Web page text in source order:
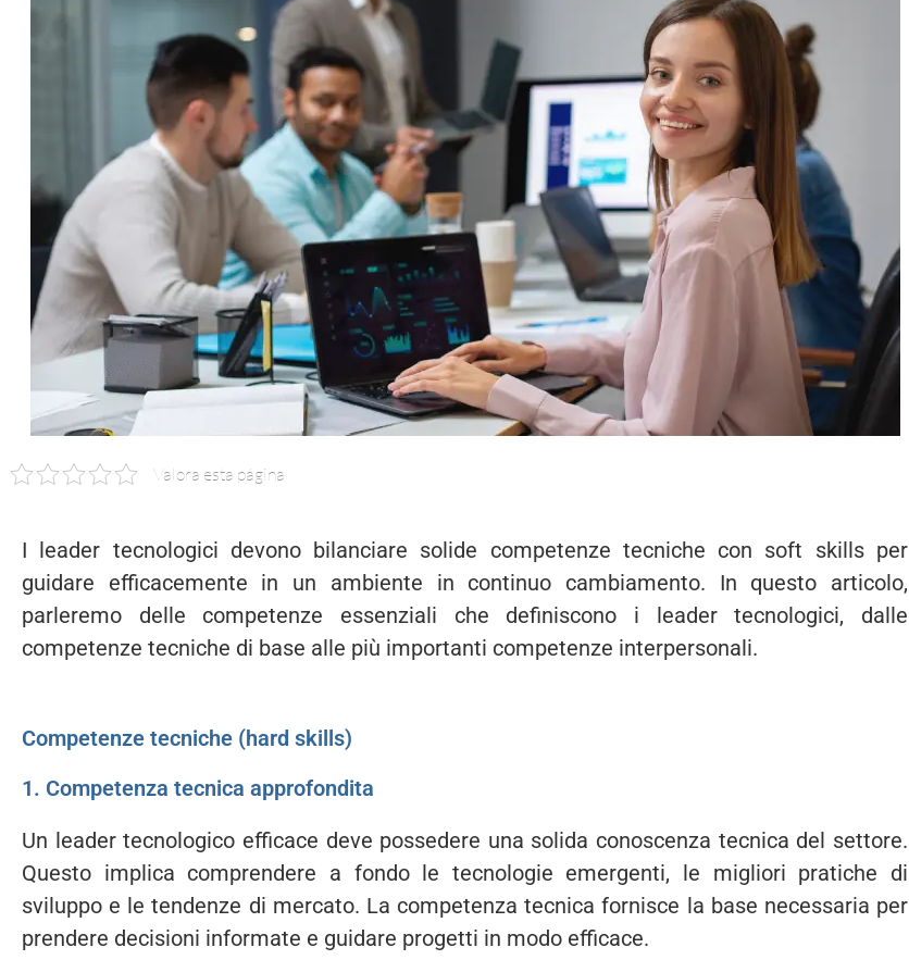
Valora esta página
I leader tecnologici devono bilanciare solide competenze tecniche con soft skills per
guidare efficacemente in un ambiente in continuo cambiamento. In questo articolo,
parleremo delle competenze essenziali che definiscono i leader tecnologici, dalle
competenze tecniche di base alle più importanti competenze interpersonali.
Competenze tecniche (hard skills)
1. Competenza tecnica approfondita
Un leader tecnologico efficace deve possedere una solida conoscenza tecnica del settore.
Questo implica comprendere a fondo le tecnologie emergenti, le migliori pratiche di
sviluppo e le tendenze di mercato. La competenza tecnica fornisce la base necessaria per
prendere decisioni informate e guidare progetti in modo efficace.